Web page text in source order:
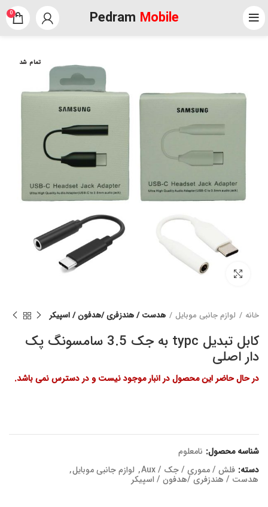
Pedram Mobile
0
تمام شد
برای بزرگنمایی کلیک کنید
خانه لوازم جانبی موبایل هدست / هندزفری /هدفون / اسپیکر
کابل تبدیل typc به جک 3.5 سامسونگ پک
دار اصلی
در حال حاضر این محصول در انبار موجود نیست و در دسترس نمی باشد.
شناسه محصول: نامعلوم
دسته: فلش / مموری / جک / Aux , لوازم جانبی موبایل,
هدست / هندزفری /هدفون / اسپیکر